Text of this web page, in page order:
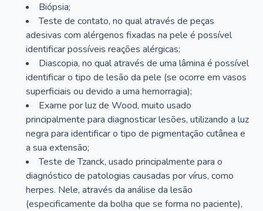
Biópsia;
Teste de contato, no qual através de peças
adesivas com alérgenos fixadas na pele é possível
identificar possíveis reações alérgicas;
Diascopia, no qual através de uma lâmina é possível
identificar o tipo de lesão da pele (se ocorre em vasos
superficiais ou devido a uma hemorragia);
Exame por luz de Wood, muito usado
principalmente para diagnosticar lesões, utilizando a luz
negra para identificar o tipo de pigmentação cutânea e
a sua extensão;
Teste de Tzanck, usado principalmente para o
diagnóstico de patologias causadas por vírus, como
herpes. Nele, através da análise da lesão
(especificamente da bolha que se forma no paciente),